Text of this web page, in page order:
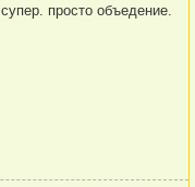
супер. просто объедение.